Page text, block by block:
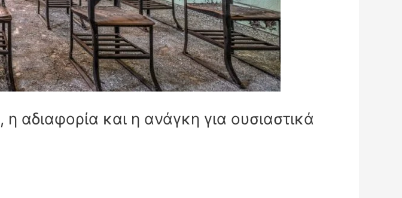
αδιαφορία και η ανάγκη για ουσιαστικά